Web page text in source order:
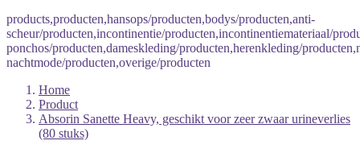
products,producten,hansops/producten,bodys/producten,anti-
scheur/producten,incontinentie/producten,incontinentiemateriaal/
ponchos/producten,dameskleding/producten,herenkleding/
nachtmode/producten,overige/producten
Home
Product
Absorin Sanette Heavy, geschikt voor zeer zwaar urineverlies
(80 stuks)